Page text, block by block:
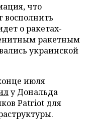
что
восполнить
о ракетах-
ракетным
украинской
июля
у Дональда
Patriot для